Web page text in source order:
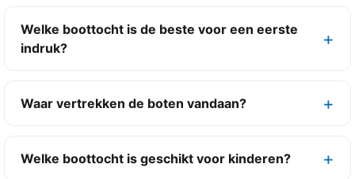
Welke boottocht is de beste voor een eerste
indruk?
Waar vertrekken de boten vandaan?
Welke boottocht is geschikt voor kinderen?